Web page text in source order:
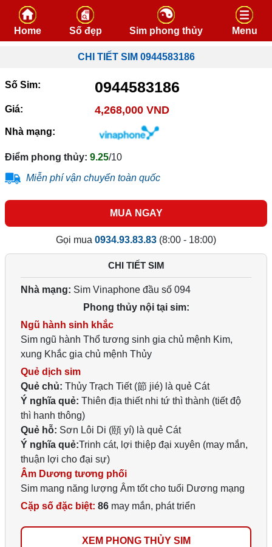
Skip to content
Home Số đẹp Sim phong thủy Menu
CHI TIẾT SIM 0944583186
Số Sim: 0944583186
Giá: 4,268,000 VND
Nhà mạng:
Điểm phong thủy: 9.25/10
Miễn phí vận chuyển toàn quốc
MUA NGAY
Gọi mua 0934.93.83.83 (8:00 - 18:00)
CHI TIẾT SIM
Nhà mạng: Sim Vinaphone đầu số 094
Phong thủy nội tại sim:
Ngũ hành sinh khắc
Sim ngũ hành Thổ tương sinh gia chủ mệnh Kim,
xung Khắc gia chủ mệnh Thủy
Quẻ dịch sim
Quẻ chủ: Thủy Trạch Tiết (節 jié) là quẻ Cát
Ý nghĩa quẻ: Thiên địa thiết nhi tứ thì thành (tiết độ
thì hanh thông)
Quẻ hỗ: Sơn Lôi Di (頤 yí) là quẻ Cát
Ý nghĩa quẻ:Trinh cát, lợi thiệp đại xuyên (may mắn,
thuận lợi cho đại sự)
Âm Dương tương phối
Sim mang năng lượng Âm tốt cho tuổi Dương mạng
Cặp số đặc biệt: 86 may mắn, phát triển
XEM PHONG THỦY SIM